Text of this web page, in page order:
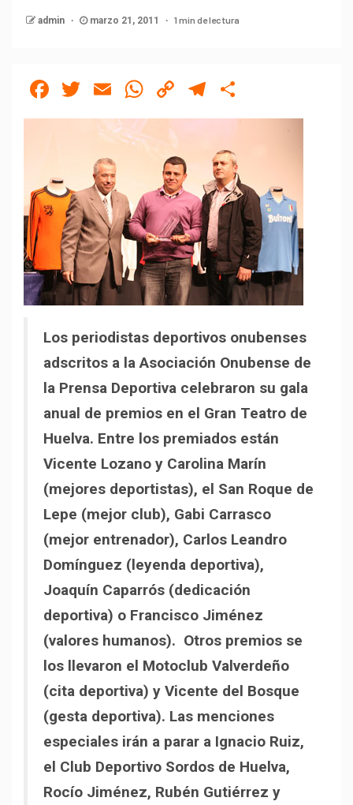
admin marzo 21, 2011 1 min de lectura
Facebook
Twitter
EmailWhatsApp
Copy
Link
Telegram
Los periodistas deportivos onubenses
adscritos a la Asociación Onubense de
la Prensa Deportiva celebraron su gala
anual de premios en el Gran Teatro de
Huelva. Entre los premiados están
Vicente Lozano y Carolina Marín
(mejores deportistas), el San Roque de
Lepe (mejor club), Gabi Carrasco
(mejor entrenador), Carlos Leandro
Domínguez (leyenda deportiva),
Joaquín Caparrós (dedicación
deportiva) o Francisco Jiménez
(valores humanos). Otros premios se
los llevaron el Motoclub Valverdeño
(cita deportiva) y Vicente del Bosque
(gesta deportiva). Las menciones
especiales irán a parar a Ignacio Ruiz,
el Club Deportivo Sordos de Huelva,
Rocío Jiménez, Rubén Gutiérrez y